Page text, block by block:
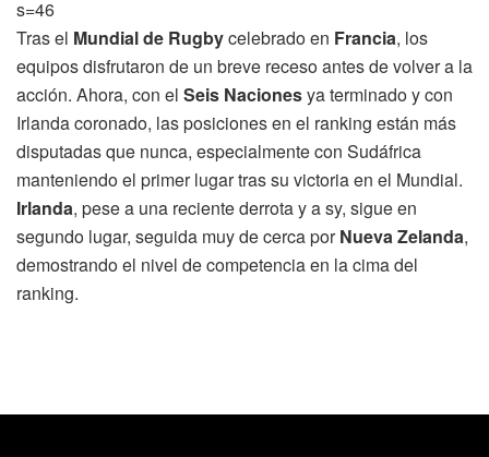
s=46
Tras el Mundial de Rugbycelebrado en Francia, los
equipos disfrutaron de un breve receso antes de volver a la
acción. Ahora, con el Seis Nacionesya terminado y con
Irlanda coronado, las posiciones en el ranking están más
disputadas que nunca, especialmente con Sudáfrica
manteniendo el primer lugar tras su victoria en el Mundial.
Irlanda, pese a una reciente derrota y a sy, sigue en
segundo lugar, seguida muy de cerca porNueva Zelanda,
demostrando el nivel de competencia en la cima del
ranking.